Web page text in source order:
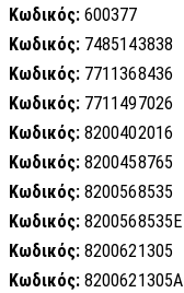
Κωδικός: 600377
Κωδικός: 7485143838
Κωδικός: 7711368436
Κωδικός: 7711497026
Κωδικός: 8200402016
Κωδικός: 8200458765
Κωδικός: 8200568535
Κωδικός: 8200568535E
Κωδικός: 8200621305
Κωδικός: 8200621305A